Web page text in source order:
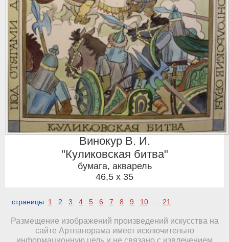
Винокур В. И.
"Куликовская битва"
бумага, акварель
46,5 x 35
страницы 1 2 3 4 5 6 7 8 9 10 21
Размещение изображений произведений искусства на
сайте Артпанорама имеет исключительно
информационную цель и не связано с извлечением